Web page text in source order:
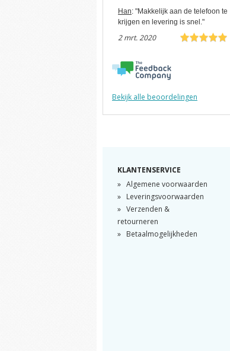
Han: "Makkelijk aan de telefoon te
krijgen en levering is snel."
2 mrt. 2020
Bekijk alle beoordelingen
KLANTENSERVICE
Algemene voorwaarden
Leveringsvoorwaarden
Verzenden &
retourneren
Betaalmogelijkheden